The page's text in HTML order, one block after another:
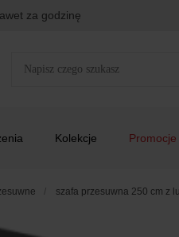
za godzinę
Kolekcje Promocje
szafa przesuwna 250 cm z